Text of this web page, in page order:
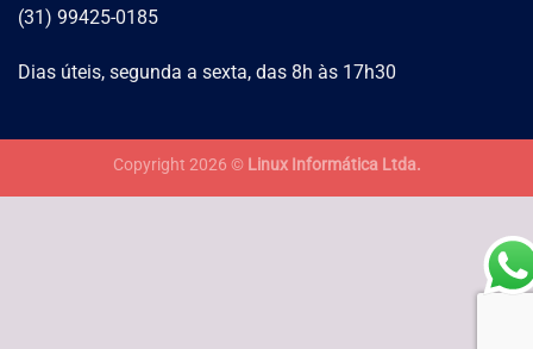
(31) 99425-0185
Dias úteis, segunda a sexta, das 8h às 17h30
Copyright 2026 © Linux Informática Ltda.